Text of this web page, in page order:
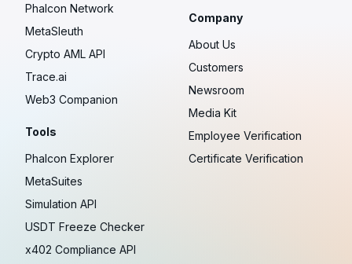
Phalcon Network
MetaSleuth
Crypto AML API
Trace.ai
Web3 Companion
Tools
Phalcon Explorer
MetaSuites
Simulation API
USDT Freeze Checker
x402 Compliance API
Company
About Us
Customers
Newsroom
Media Kit
Employee Verification
Certificate Verification